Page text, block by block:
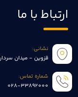
ارتباط با ما
نشانی:
قزوین - میدان
شماره تماس:
028-33892000